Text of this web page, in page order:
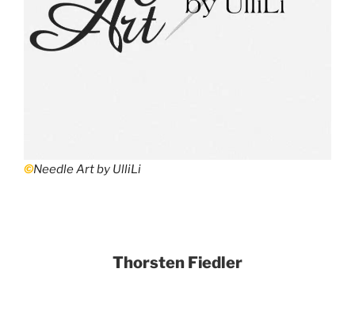
©Needle Art by UlliLi
Thorsten Fiedler